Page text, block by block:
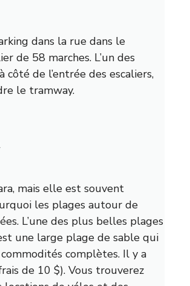
dans la rue dans le
de 58 marches. L’un des
de l’entrée des escaliers,
le tramway.
mais elle est souvent
les plages autour de
L’une des plus belles plages
une large plage de sable qui
complètes. Il y a
de 10 $). Vous trouverez